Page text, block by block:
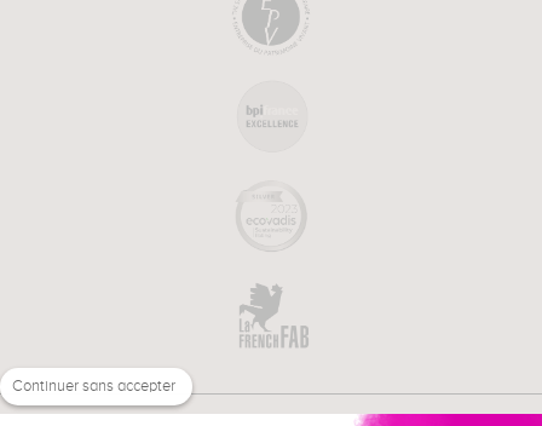
Continuer sans accepter